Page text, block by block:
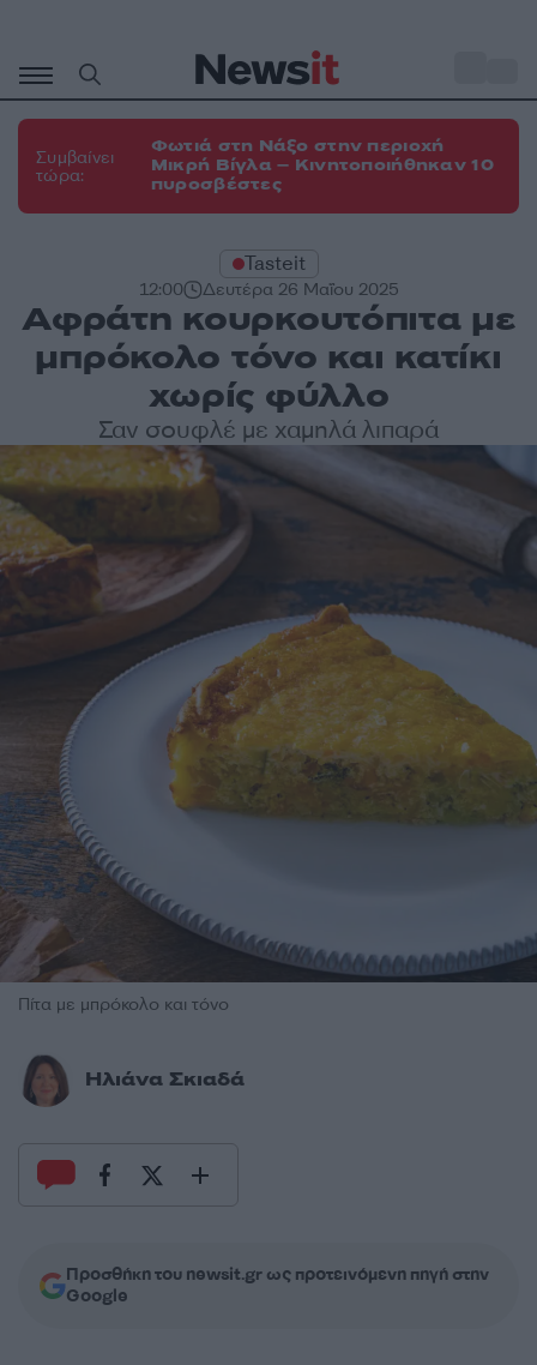
περιεχόμενο
Συμβαίνει
τώρα:
Φωτιά στη Νάξο στην περιοχή
Μικρή Βίγλα – Κινητοποιήθηκαν 10
πυροσβέστες
Tasteit
12:00 Δευτέρα 26 Μαΐου 2025
Αφράτη κουρκουτόπιτα με
μπρόκολο τόνο και κατίκι
χωρίς φύλλο
Σαν σουφλέ με χαμηλά λιπαρά
Πίτα με μπρόκολο και τόνο
Ηλιάνα Σκιαδά
Προσθήκη του newsit.gr ως προτεινόμενη πηγή στην
Google